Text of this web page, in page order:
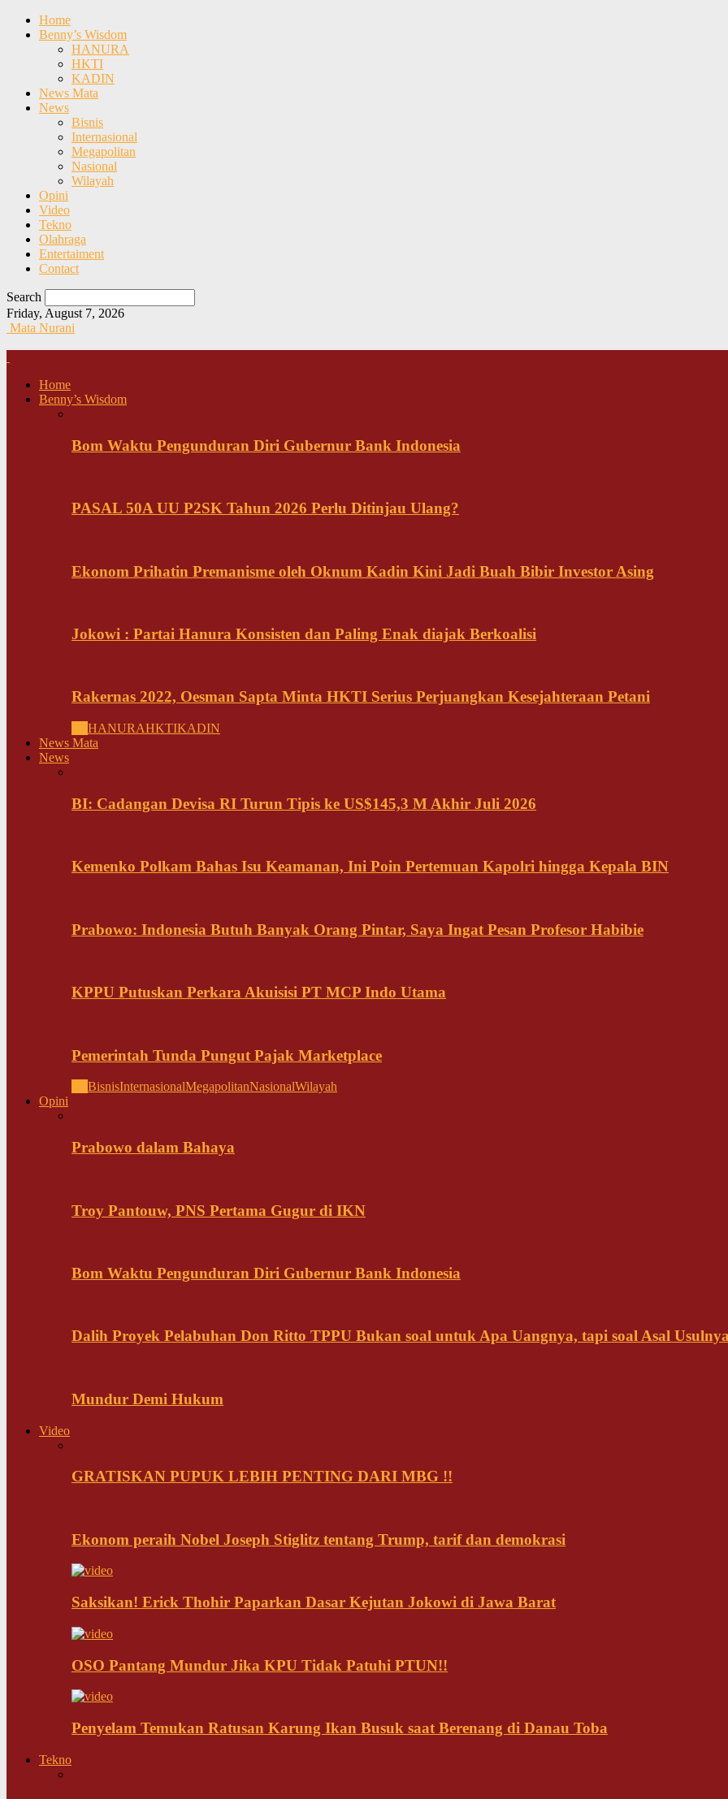
Home
Benny’s Wisdom
HANURA
HKTI
KADIN
News Mata
News
Bisnis
Internasional
Megapolitan
Nasional
Wilayah
Opini
Video
Tekno
Olahraga
Entertaiment
Contact
Search
Friday, August 7, 2026
Mata Nurani
Home
Benny’s Wisdom
Bom Waktu Pengunduran Diri Gubernur Bank Indonesia
PASAL 50A UU P2SK Tahun 2026 Perlu Ditinjau Ulang?
Ekonom Prihatin Premanisme oleh Oknum Kadin Kini Jadi Buah Bibir Investor Asing
Jokowi : Partai Hanura Konsisten dan Paling Enak diajak Berkoalisi
Rakernas 2022, Oesman Sapta Minta HKTI Serius Perjuangkan Kesejahteraan Petani
HANURAHKTIKADIN
News Mata
News
BI: Cadangan Devisa RI Turun Tipis ke US$145,3 M Akhir Juli 2026
Kemenko Polkam Bahas Isu Keamanan, Ini Poin Pertemuan Kapolri hingga Kepala BIN
Prabowo: Indonesia Butuh Banyak Orang Pintar, Saya Ingat Pesan Profesor Habibie
KPPU Putuskan Perkara Akuisisi PT MCP Indo Utama
Pemerintah Tunda Pungut Pajak Marketplace
BisnisInternasionalMegapolitanNasionalWilayah
Opini
Prabowo dalam Bahaya
Troy Pantouw, PNS Pertama Gugur di IKN
Bom Waktu Pengunduran Diri Gubernur Bank Indonesia
Dalih Proyek Pelabuhan Don Ritto TPPU Bukan soal untuk Apa Uangnya, tapi soal Asal
Mundur Demi Hukum
Video
GRATISKAN PUPUK LEBIH PENTING DARI MBG !!
Ekonom peraih Nobel Joseph Stiglitz tentang Trump, tarif dan demokrasi
Saksikan! Erick Thohir Paparkan Dasar Kejutan Jokowi di Jawa Barat
OSO Pantang Mundur Jika KPU Tidak Patuhi PTUN!!
Penyelam Temukan Ratusan Karung Ikan Busuk saat Berenang di Danau Toba
Tekno